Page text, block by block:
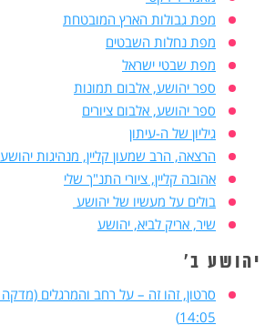
מפת גבולות הארץ המובטחת
מפת נחלות השבטים
מפת שבטי ישראל
ספר יהושע, אלבום תמונות
ספר יהושע, אלבום ציורים
גיליון של ה-עיתון
הרצאה, הרב שמעון קליין, מנהיגות יהושע
אהובה קליין, ציורי התנ"ך שלי
בולים על מעשיו של יהושע
שיר, אריק לביא, יהושע
יהושע ב'
14:05)